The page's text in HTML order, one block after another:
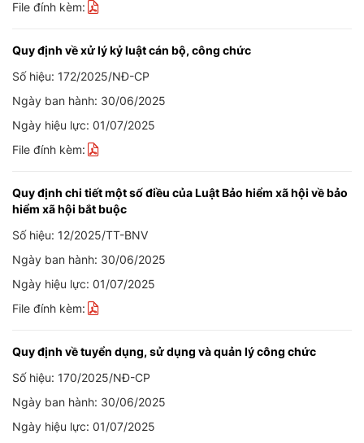
File đính kèm:
Quy định về xử lý kỷ luật cán bộ, công chức
Số hiệu: 172/2025/NĐ-CP
Ngày ban hành: 30/06/2025
Ngày hiệu lực: 01/07/2025
File đính kèm:
Quy định chi tiết một số điều của Luật Bảo hiểm xã hội về bảo
hiểm xã hội bắt buộc
Số hiệu: 12/2025/TT-BNV
Ngày ban hành: 30/06/2025
Ngày hiệu lực: 01/07/2025
File đính kèm:
Quy định về tuyển dụng, sử dụng và quản lý công chức
Số hiệu: 170/2025/NĐ-CP
Ngày ban hành: 30/06/2025
Ngày hiệu lực: 01/07/2025